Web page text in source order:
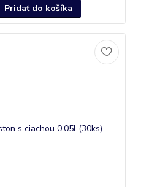
Pridať do košíka